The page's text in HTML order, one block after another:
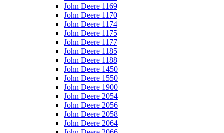
John Deere 1169
John Deere 1170
John Deere 1174
John Deere 1175
John Deere 1177
John Deere 1185
John Deere 1188
John Deere 1450
John Deere 1550
John Deere 1900
John Deere 2054
John Deere 2056
John Deere 2058
John Deere 2064